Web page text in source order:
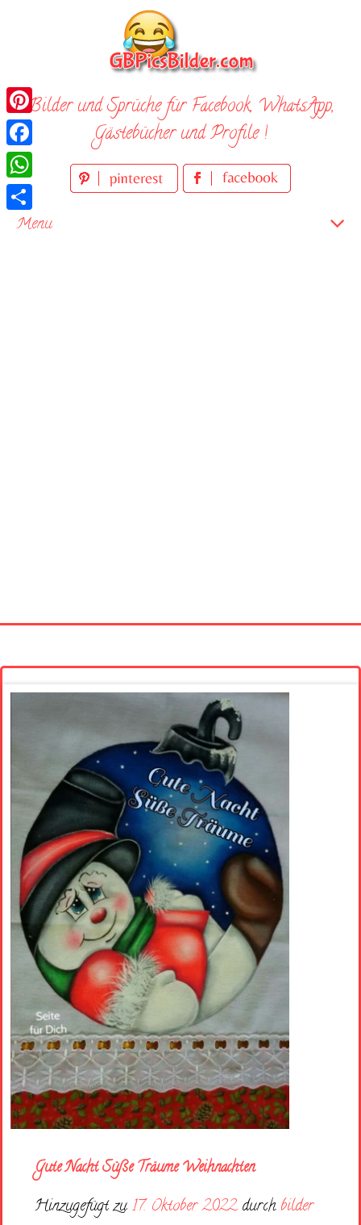
Bilder und Sprüche für Facebook, WhatsApp,
Gästebücher und Profile !
Menu
Gute Nacht Süße Träume Weihnachten
Hinzugefügt zu17. Oktober 2022 durch bilder
Pinterest
Facebook
WhatsApp
Teilen